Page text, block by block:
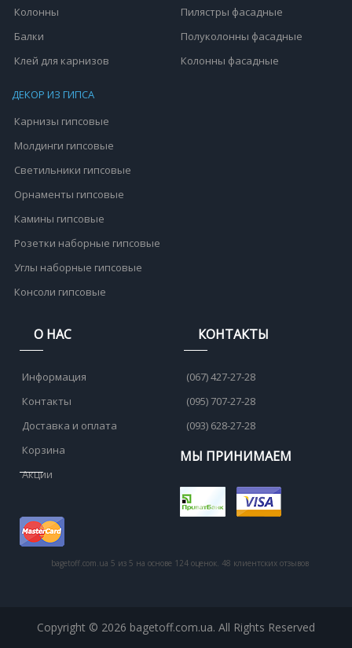
Колонны
Балки
Клей для карнизов
Пилястры фасадные
Полуколонны фасадные
Колонны фасадные
ДЕКОР ИЗ ГИПСА
Карнизы гипсовые
Молдинги гипсовые
Светильники гипсовые
Орнаменты гипсовые
Камины гипсовые
Розетки наборные гипсовые
Углы наборные гипсовые
Консоли гипсовые
О НАС
Информация
Контакты
Доставка и оплата
Корзина
Акции
КОНТАКТЫ
(067) 427-27-28
(095) 707-27-28
(093) 628-27-28
МЫ ПРИНИМАЕМ
bagetoff.com.ua 5 из 5 на основе 124 оценок. 48 клиентских отзывов
Copyright © 2026 bagetoff.com.ua. All Rights Reserved